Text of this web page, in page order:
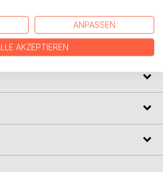
gespendet, um die
zu
schamanentum.com)
ANPASSEN
AKZEPTIEREN